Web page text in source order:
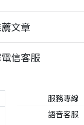
文章
信客服
服務專線
語音客服